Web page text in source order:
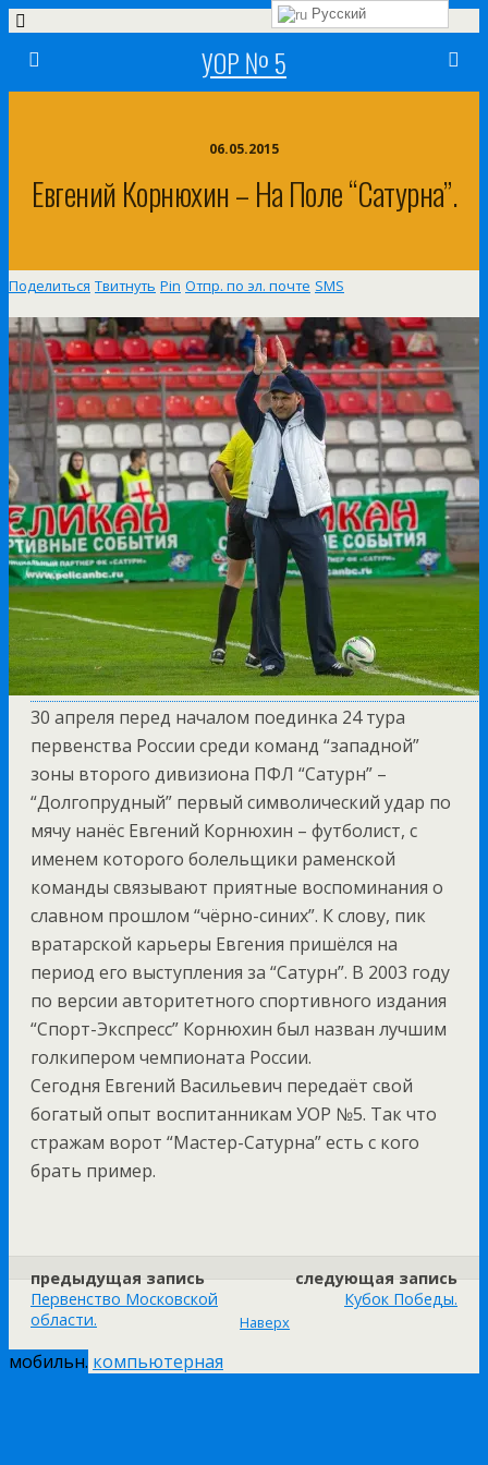
УОР № 5
06.05.2015
Евгений Корнюхин – На Поле “Сатурна”.
Поделиться Твитнуть Pin Отпр. по эл. почте SMS
30 апреля перед началом поединка 24 тура
первенства России среди команд “западной”
зоны второго дивизиона ПФЛ “Сатурн” –
“Долгопрудный” первый символический удар по
мячу нанёс Евгений Корнюхин – футболист, с
именем которого болельщики раменской
команды связывают приятные воспоминания о
славном прошлом “чёрно-синих”. К слову, пик
вратарской карьеры Евгения пришёлся на
период его выступления за “Сатурн”. В 2003 году
по версии авторитетного спортивного издания
“Спорт-Экспресс” Корнюхин был назван лучшим
голкипером чемпионата России.
Сегодня Евгений Васильевич передаёт свой
богатый опыт воспитанникам УОР №5. Так что
стражам ворот “Мастер-Сатурна” есть с кого
брать пример.
предыдущая запись
Первенство Московской
области.
следующая запись
Кубок Победы.
Русский
Наверх
мобильн. компьютерная